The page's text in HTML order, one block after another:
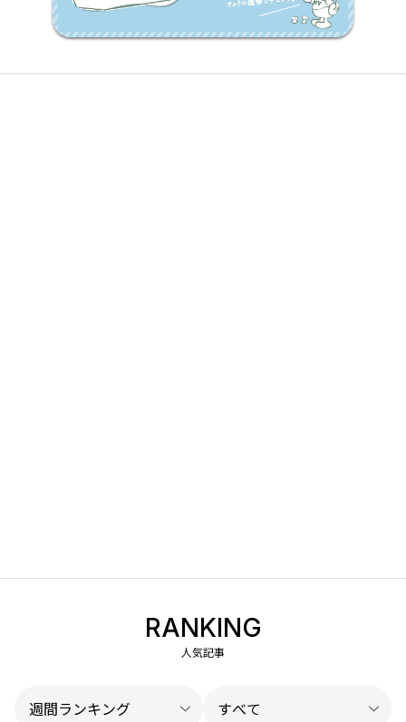
RANKING
人気記事